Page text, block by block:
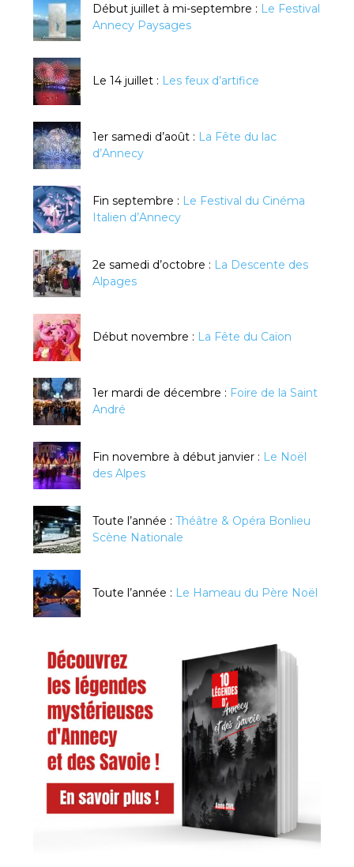
Début juillet à mi-septembre : Le Festival
Annecy Paysages
Le 14 juillet : Les feux d’artifice
1er samedi d’août : La Fête du lac
d’Annecy
Fin septembre : Le Festival du Cinéma
Italien d’Annecy
2e samedi d’octobre : La Descente des
Alpages
Début novembre : La Fête du Caïon
1er mardi de décembre : Foire de la Saint
André
Fin novembre à début janvier : Le Noël
des Alpes
Toute l’année : Théâtre & Opéra Bonlieu
Scène Nationale
Toute l’année : Le Hameau du Père Noël